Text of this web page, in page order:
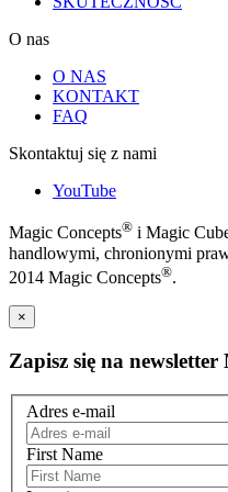
O nas
O NAS
KONTAKT
FAQ
Skontaktuj się z nami
YouTube
Magic Concepts® i Magic
handlowymi, chronionymi
2014 Magic Concepts®.
×
Zapisz się na newsletter
Adres e-mail
First Name